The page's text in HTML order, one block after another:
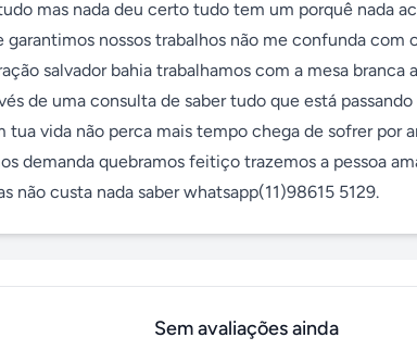
mas nada deu certo tudo tem um porquê nada
nossos trabalhos não me confunda
salvador bahia trabalhamos com a mesa branca
de uma consulta de saber tudo que está
tua vida não perca mais tempo chega de sofrer por
demanda quebramos feitiço trazemos a pessoa
não custa nada saber whatsapp(11)98615 5129.
Sem avaliações ainda